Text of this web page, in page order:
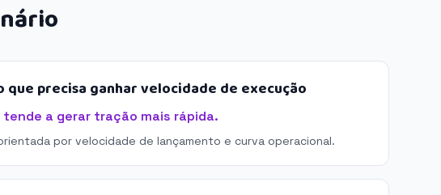
que precisa ganhar velocidade de execução
tende a gerar tração mais rápida.
por velocidade de lançamento e curva operacional.